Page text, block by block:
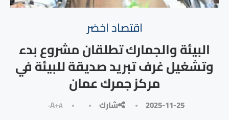
⁠اقتصاد اخضر
البيئة والجمارك تطلقان مشروع بدء
وتشغيل غرف تبريد صديقة للبيئة في
مركز جمرك عمان
2025-11-25 شارك A+A-